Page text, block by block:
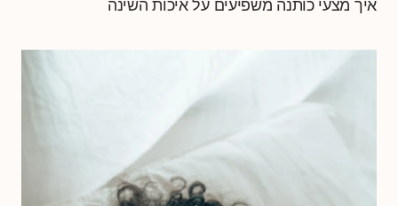
איך מצעי כותנה משפיעים על איכות השינה